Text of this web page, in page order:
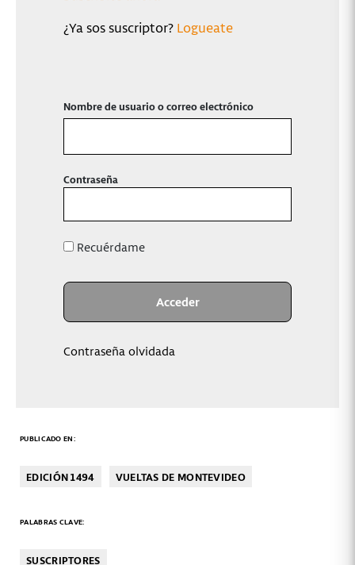
¿Ya sos suscriptor? Logueate
Nombre de usuario o correo electrónico
Contraseña
Recuérdame
Contraseña olvidada
PUBLICADO EN:
EDICIÓN 1494 VUELTAS DE MONTEVIDEO
PALABRAS CLAVE:
SUSCRIPTORES